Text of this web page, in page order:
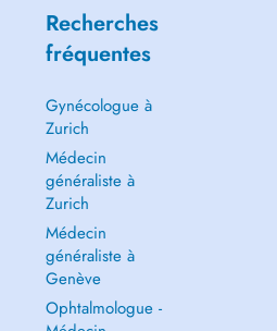
Recherches
fréquentes
Gynécologue à
Zurich
Médecin
généraliste à
Zurich
Médecin
généraliste à
Genève
Ophtalmologue -